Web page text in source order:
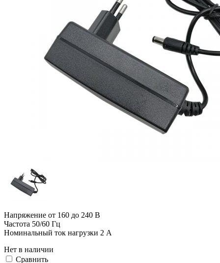
Напряжение от 160 до 240 В
Частота 50/60 Гц
Номинальный ток нагрузки 2 A
Нет в наличии
Cравнить